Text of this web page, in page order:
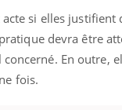
si elles
devra être
En outre,
fois.